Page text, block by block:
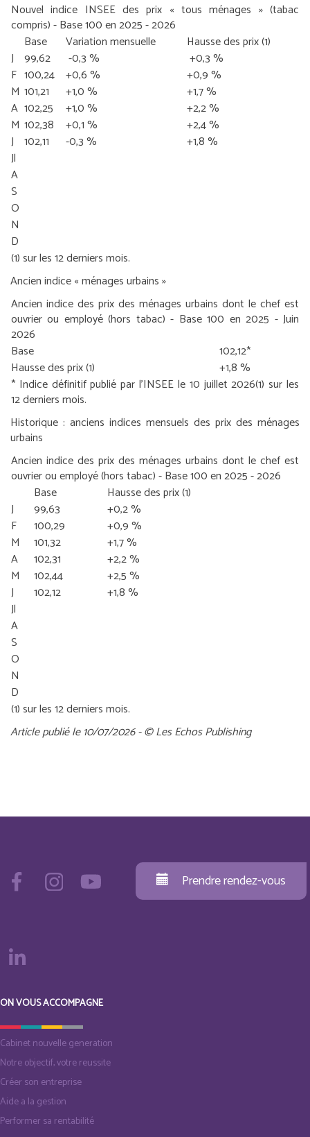
Nouvel indice INSEE des prix « tous ménages » (tabac
compris) - Base 100 en 2025 - 2026
Base
Variation mensuelle Hausse des prix(1)
J 99,62 -0,3 %
+0,3 %
F 100,24 +0,6 %
+0,9 %
M 101,21 +1,0 %
+1,7 %
A 102,25 +1,0 %
+2,2 %
M 102,38 +0,1 %
+2,4 %
J 102,11 -0,3 %
+1,8 %
Jl
A
S
O
N
D
(1) sur les 12 derniers mois.
Ancien indice « ménages urbains »
Ancien indice des prix des ménages urbains dont le chef est
ouvrier ou employé (hors tabac) - Base 100 en 2025 - Juin
2026
Base
102,12*
Hausse des prix(1)
+1,8 %
* Indice définitif publié par l'INSEE le 10 juillet 2026(1) sur les
12 derniers mois.
Historique : anciens indices mensuels des prix des ménages
urbains
Ancien indice des prix des ménages urbains dont le chef est
ouvrier ou employé (hors tabac) - Base 100 en 2025 - 2026
Base
Hausse des prix(1)
J
99,63
+0,2 %
F
100,29
+0,9 %
M
101,32
+1,7 %
A
102,31
+2,2 %
M
102,44
+2,5 %
J
102,12
+1,8 %
Jl
A
S
O
N
D
(1) sur les 12 derniers mois.
Article publié le 10/07/2026 - © Les Echos Publishing
Prendre rendez-vous
ON VOUS ACCOMPAGNE
Cabinet nouvelle generation
Notre objectif, votre reussite
Créer son entreprise
Aide a la gestion
Performer sa rentabilité